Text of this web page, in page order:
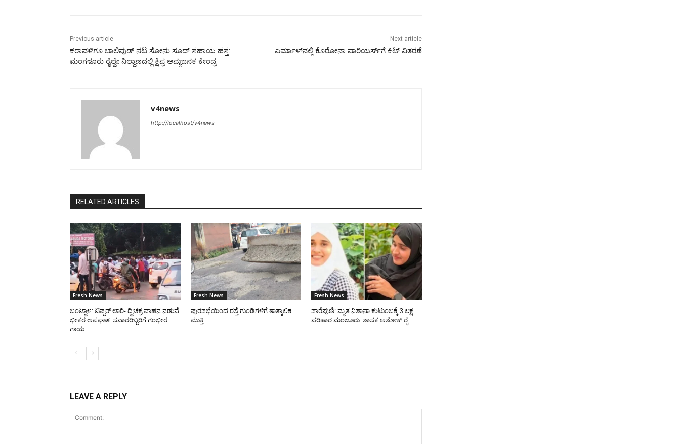
Previous article
ಕರಾವಳಿಗೂ ಬಾಲಿವುಡ್ ನಟ ಸೋನು ಸೂದ್ ಸಹಾಯ ಹಸ್ತ:
ಮಂಗಳೂರು ರೈಲ್ವೇ ನಿಲ್ದಾಣದಲ್ಲಿ ಕ್ಷಿಪ್ರ ಆಮ್ಲಜನಕ ಕೇಂದ್ರ
Next article
ಎರ್ಮಾಳ್‍ನಲ್ಲಿ ಕೊರೋನಾ ವಾರಿಯರ್ಸ್‍ಗೆ ಕಿಟ್ ವಿತರಣೆ
v4news
http://localhost/v4news
RELATED ARTICLES
Fresh News
ಬಂಟ್ವಾಳ: ಟಿಪ್ಪರ್ ಲಾರಿ- ದ್ವಿಚಕ್ರ ವಾಹನ ನಡುವೆ
ಭೀಕರ ಅಪಘಾತ :ಸವಾರರಿಬ್ಬರಿಗೆ ಗಂಭೀರ
ಗಾಯ
Fresh News
ಪುರಸಭೆಯಿಂದ ರಸ್ತೆ ಗುಂಡಿಗಳಿಗೆ ತಾತ್ಕಾಲಿಕ
ಮುಕ್ತಿ
Fresh News
ಸಾರೆಪುಣಿ: ಮೃತ ನಿಶಾನಾ ಕುಟುಂಬಕ್ಕೆ 3 ಲಕ್ಷ
ಪರಿಹಾರ ಮಂಜೂರು: ಶಾಸಕ ಅಶೋಕ್ ರೈ
LEAVE A REPLY